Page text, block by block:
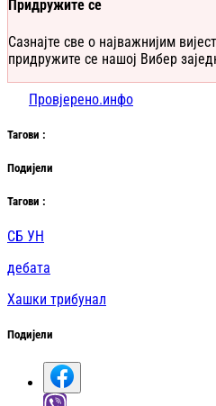
Придружите се
Сазнајте све о најважнијим
придружите се нашој Вибер
Провјерено.инфо
Тагови :
Подијели
Тагови :
СБ УН
дебата
Хашки трибунал
Подијели